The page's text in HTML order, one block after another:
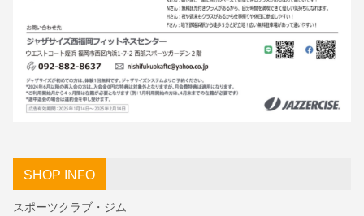
SHOP INFO
スポーツクラブ・ジム